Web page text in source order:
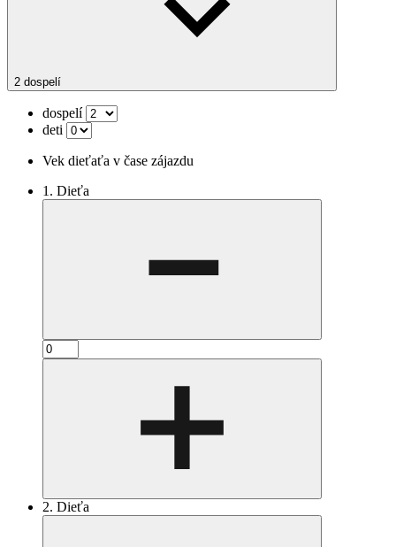
2 dospelí
dospelí
deti
Vek dieťaťa v čase zájazdu
1. Dieťa
2. Dieťa